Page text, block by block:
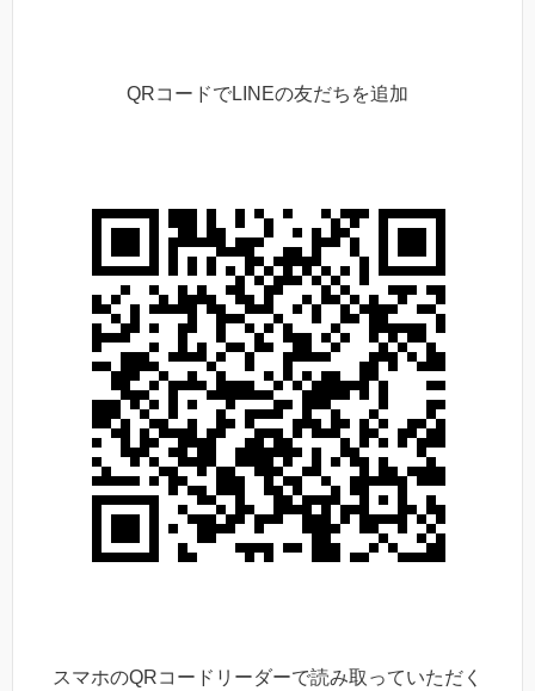
QRコードでLINEの友だちを追加
スマホのQRコードリーダーで読み取っていただく